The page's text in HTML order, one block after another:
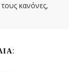
κανόνες,